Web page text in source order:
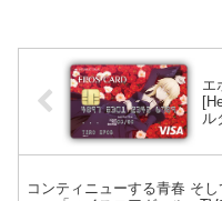
エ
ル
特
コンティニューする青春 そ